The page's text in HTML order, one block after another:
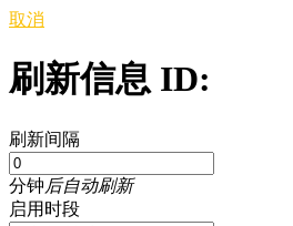
取消
刷新信息 ID:
刷新间隔
分钟后自动刷新
启用时段